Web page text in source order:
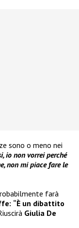
sono o meno nei
io non vorrei perché
non mi piace fare le
farà
“È un dibattito
Giulia De